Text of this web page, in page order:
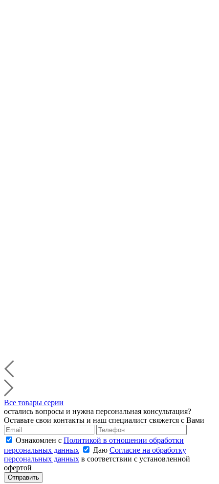
Все товары серии
остались вопросы и нужна персональная консультация?
Оставьте свои контакты и наш специалист свяжется с Вами
Ознакомлен с Политикой в отношении обработки
персональных данных
Даю Согласие на обработку
персональных данных в соответствии с установленной
офертой
Отправить